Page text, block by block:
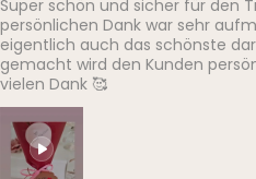
Super schön und sicher für den
persönlichen Dank war sehr
eigentlich auch das schönste
gemacht wird den Kunden
vielen Dank 🥰